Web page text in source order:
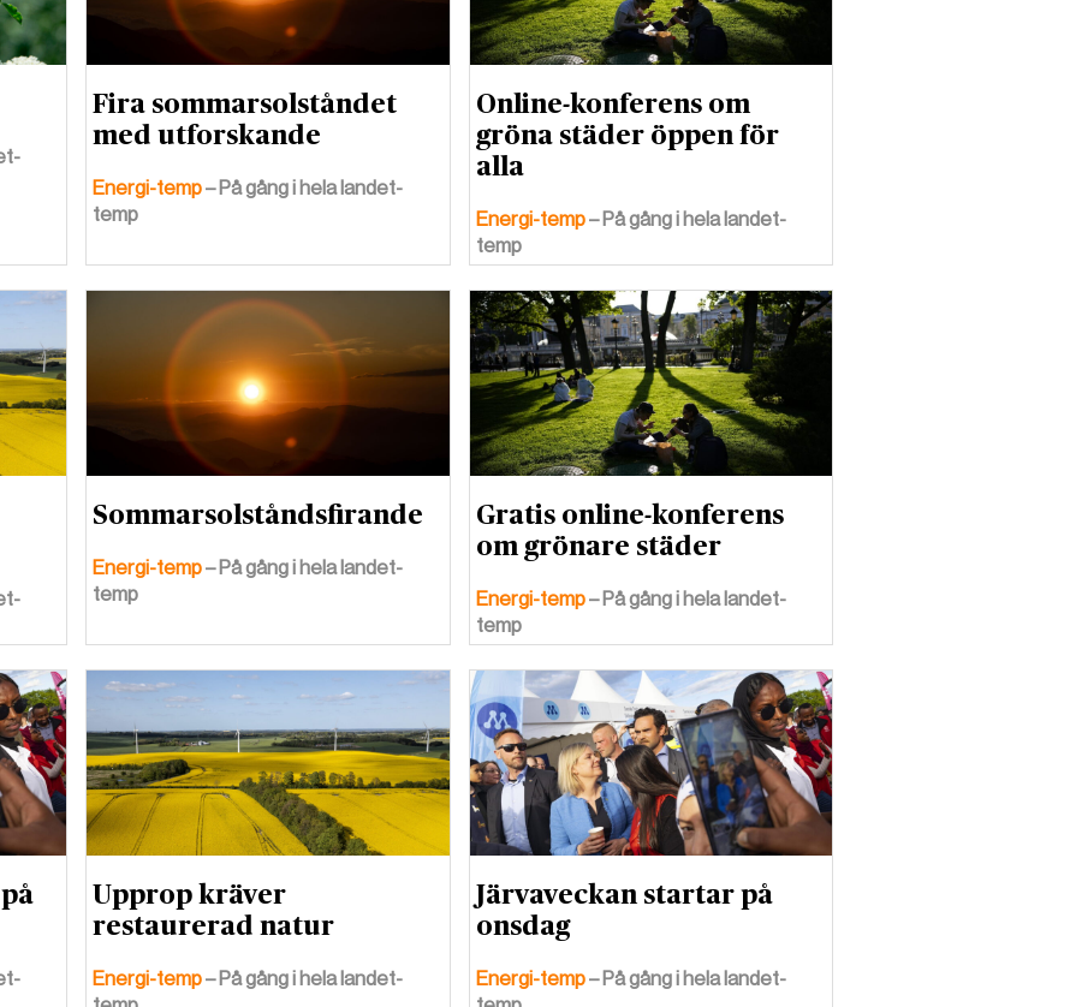
Fira sommarsolståndet
med utforskande
Energi-temp– På gång i hela landet-
temp
Online-konferens om
gröna städer öppen för
alla
Energi-temp– På gång i hela landet-
temp
Sommarsolståndsfirande
Energi-temp– På gång i hela landet-
temp
Gratis online-konferens
om grönare städer
Energi-temp– På gång i hela landet-
temp
Upprop kräver
restaurerad natur
Energi-temp– På gång i hela landet-
Järvaveckan startar på
onsdag
Energi-temp– På gång i hela landet-